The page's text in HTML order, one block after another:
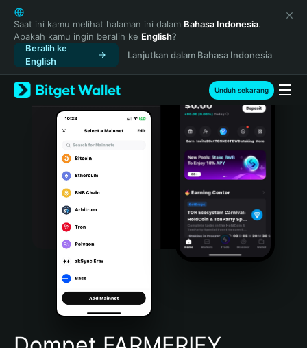
English
日本語
Tiếng Việt
Русский
Español (Latinoamérica)
Türkçe
Italiano
Português (Portugal)
Bahasa Indonesia
Português (Brasil)
Español (Argentina)
Saat ini kamu melihat halaman ini dalam Bahasa Indonesia.
Apakah kamu ingin beralih ke English?
Beralih ke
English
Lanjutkan dalam Bahasa Indonesia
Unduh sekarang